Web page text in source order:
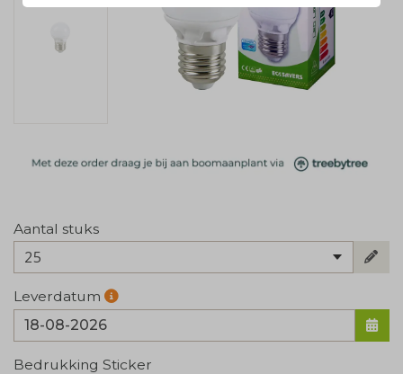
Aantal stuks
25
Leverdatum
Bedrukking Sticker